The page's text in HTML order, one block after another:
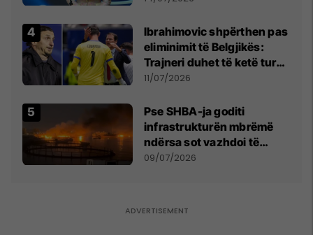
kërkon shkarkimin e
menjëhershëm të
Snezhana Paunoviq
Ibrahimovic shpërthen pas
eliminimit të Belgjikës:
Trajneri duhet të ketë turp,
ai lojtar se meritoi të luante
11/07/2026
Pse SHBA-ja goditi
infrastrukturën mbrëmë
ndërsa sot vazhdoi të
zmbrapsë sulmet iraniane
09/07/2026